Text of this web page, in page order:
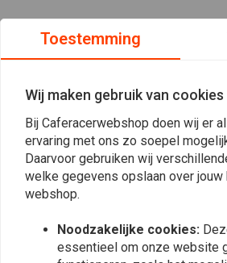
Toestemming
Wij maken gebruik van cookies
Bij Caferacerwebshop doen wij er
ervaring met ons zo soepel
Daarvoor gebruiken wij
welke gegevens opslaan over jouw
webshop.
Noodzakelijke cookies:
essentieel om onze website